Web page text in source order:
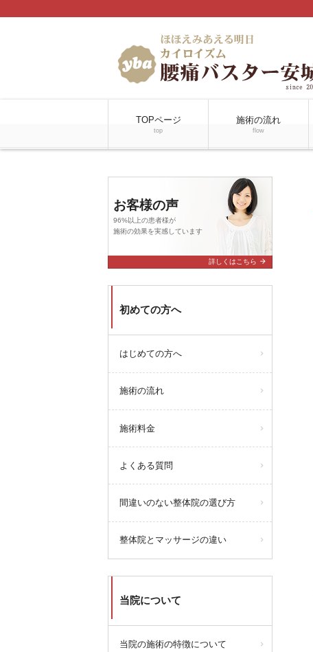
TOPページ
top
施術の流れ
flow
お客様の声
96%以上の患者様が
施術の効果を実感しています
詳しくはこちら arrow_forward
初めての方へ
はじめての方へ
施術の流れ
施術料金
よくある質問
間違いのない整体院の選び方
整体院とマッサージの違い
当院について
当院の施術の特徴について